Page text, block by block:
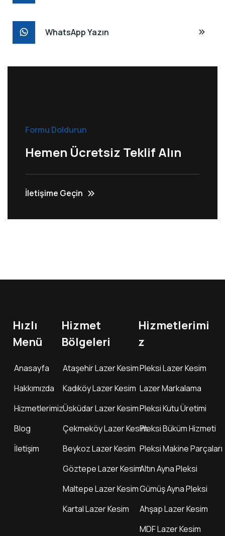
WhatsApp Yazın
Formu Doldurun
Hemen Ücretsiz Teklif Alın
İletişime Geçin
Hızlı
Menü
Anasayfa
Hakkımızda
Hizmetlerimiz
Blog
İletişim
Hizmet
Bölgeleri
Ataşehir Lazer Kesim
Kadıköy Lazer Kesim
Üsküdar Lazer Kesim
Çekmeköy Lazer Kesim
Beykoz Lazer Kesim
Göztepe Lazer Kesim
Maltepe Lazer Kesim
Kartal Lazer Kesim
Hizmetlerimi
z
Pleksi Lazer Kesim
Lazer Markalama
Pleksi Kutu Üretimi
Pleksi Büküm Hizmeti
Pleksi Makine Parçaları
Altın Ayna Pleksi
Gümüş Ayna Pleksi
Ahşap Lazer Kesim
MDF Lazer Kesim